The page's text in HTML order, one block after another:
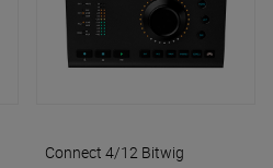
Connect 4/12 Bitwig